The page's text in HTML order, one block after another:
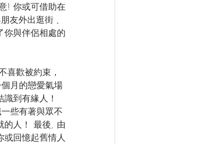
! 你或可借助在
友外出逛街﹑
你與伴侶相處的
喜歡被約束，
月的戀愛氣場
到有緣人！
些有著與眾不
的人！ 最後, 由
回憶起舊情人